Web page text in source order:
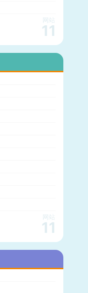
网站
11
网站
11